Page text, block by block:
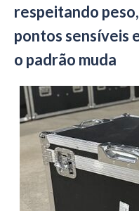
respeitando
pontos sensíveis
o padrão muda